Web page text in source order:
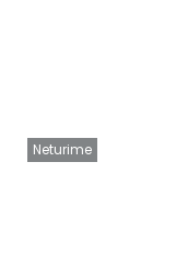
Neturime